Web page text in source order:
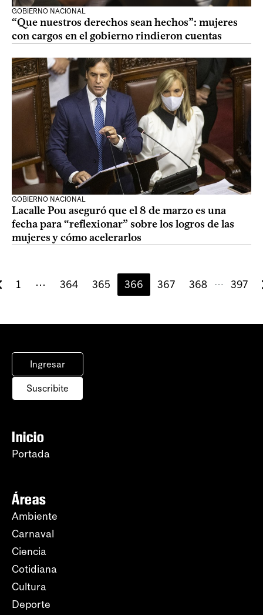
GOBIERNO NACIONAL
“Que nuestros derechos sean hechos”: mujeres
con cargos en el gobierno rindieron cuentas
GOBIERNO NACIONAL
Lacalle Pou aseguró que el 8 de marzo es una
fecha para “reflexionar” sobre los logros de las
mujeres y cómo acelerarlos
1 ⋯ 364 365 366 367 368 ⋯ 397
Ingresar
Suscribite
Inicio
Portada
Áreas
Ambiente
Carnaval
Ciencia
Cotidiana
Cultura
Deporte